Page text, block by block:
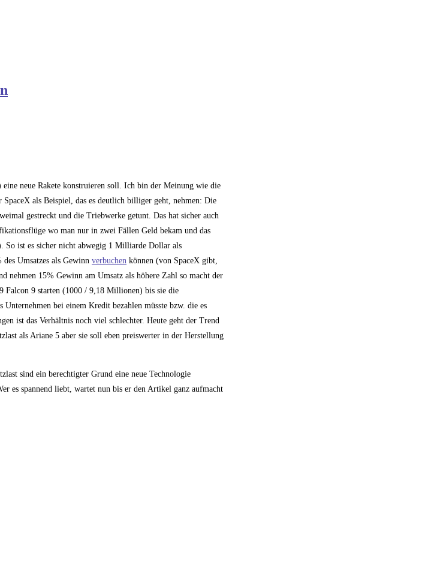
neue Rakete konstruieren soll. Ich bin der Meinung wie die
als Beispiel, das es deutlich billiger geht, nehmen: Die
gestreckt und die Triebwerke getunt. Das hat sicher auch
wo man nur in zwei Fällen Geld bekam und das
ist es sicher nicht abwegig 1 Milliarde Dollar als
Umsatzes als Gewinn verbuchen können (von SpaceX gibt,
nehmen 15% Gewinn am Umsatz als höhere Zahl so macht der
9 starten (1000 / 9,18 Millionen) bis sie die
bei einem Kredit bezahlen müsste bzw. die es
ist das Verhältnis noch viel schlechter. Heute geht der Trend
als Ariane 5 aber sie soll eben preiswerter in der Herstellung
sind ein berechtigter Grund eine neue Technologie
es spannend liebt, wartet nun bis er den Artikel ganz aufmacht